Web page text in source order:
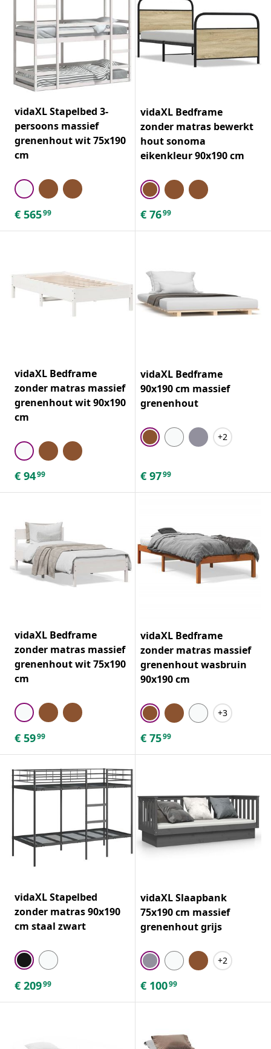
vidaXL Stapelbed 3-
persoons massief
grenenhout wit 75x190
cm
€ 56599
vidaXL Bedframe
zonder matras bewerkt
hout sonoma
eikenkleur 90x190 cm
€ 7699
vidaXL Bedframe
zonder matras massief
grenenhout wit 90x190
cm
€ 9499
vidaXL Bedframe
90x190 cm massief
grenenhout
+2
€ 9799
vidaXL Bedframe
zonder matras massief
grenenhout wit 75x190
cm
€ 5999
vidaXL Bedframe
zonder matras massief
grenenhout wasbruin
90x190 cm
+3
€ 7599
vidaXL Stapelbed
zonder matras 90x190
cm staal zwart
€ 20999
vidaXL Slaapbank
75x190 cm massief
grenenhout grijs
+2
€ 10099